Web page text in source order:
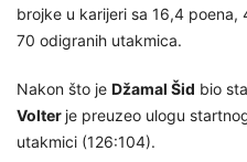
brojke u karijeri sa 16,4
70 odigranih utakmica.
Nakon što je Džamal Šid bio
Volter je preuzeo ulogu
utakmici (126:104).